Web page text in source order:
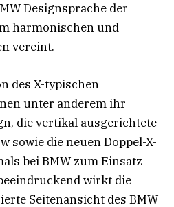
Designsprache der
harmonischen und
vereint.
des X-typischen
unter anderem ihr
die vertikal ausgerichtete
sowie die neuen Doppel-X-
bei BMW zum Einsatz
wirkt die
Seitenansicht des BMW